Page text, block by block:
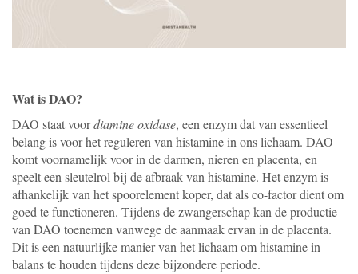
Wat is DAO?
DAO staat voordiamine oxidase, een enzym dat van essentieel
belang is voor het reguleren van histamine in ons lichaam. DAO
komt voornamelijk voor in de darmen, nieren en placenta, en
speelt een sleutelrol bij de afbraak van histamine. Het enzym is
afhankelijk van het spoorelement koper, dat als co-factor dient om
goed te functioneren. Tijdens de zwangerschap kan de productie
van DAO toenemen vanwege de aanmaak ervan in de placenta.
Dit is een natuurlijke manier van het lichaam om histamine in
balans te houden tijdens deze bijzondere periode.